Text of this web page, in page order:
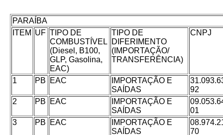
PARAÍBA
ITEM UF TIPO DE
COMBUSTÍVEL
(Diesel, B100,
GLP, Gasolina,
EAC)
TIPO DE
DIFERIMENTO
(IMPORTAÇÃO/
TRANSFERÊNCIA)
CNPJ
1 PB EAC
IMPORTAÇÃO E
SAÍDAS
92
2
PB EAC
IMPORTAÇÃO E
SAÍDAS
01
3
PB EAC
IMPORTAÇÃO E
SAÍDAS
70